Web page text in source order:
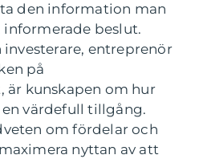
den information man
beslut.
investerare, entreprenör
på
är kunskapen om hur
värdefull tillgång.
om fördelar och
nyttan av att